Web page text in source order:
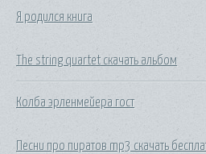
Я родился книга
The string quartet скачать альбом
Колба эрленмейера гост
Песни про пиратов mp3 скачать